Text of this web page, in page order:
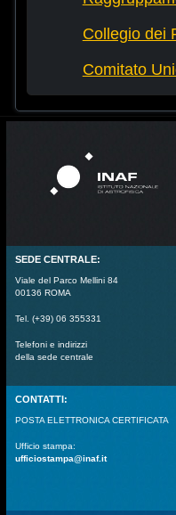
Collegio dei
Comitato
SEDE CENTRALE:
Viale del Parco Mellini 84
00136 ROMA
Tel. (+39) 06 355331
Telefoni e indirizzi
della sede centrale
CONTATTI:
POSTA ELETTRONICA CERTIFICATA
Ufficio stampa:
ufficiostampa@inaf.it